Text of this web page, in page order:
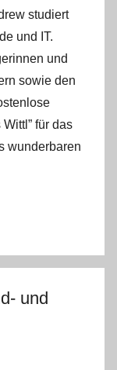
studiert
und IT.
und
sowie den
für das
wunderbaren
und